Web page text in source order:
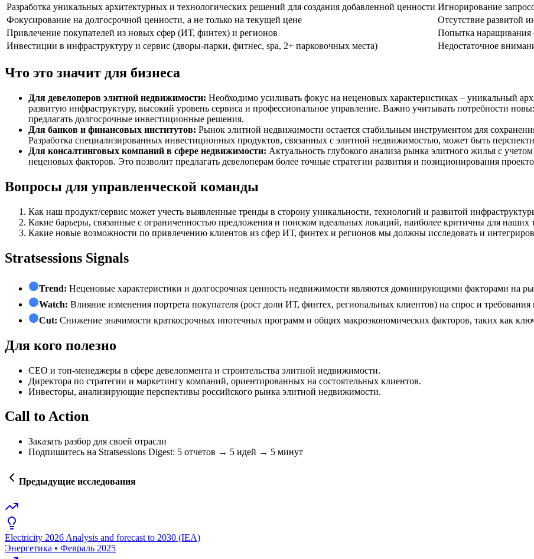
Разработка уникальных архитектурных и технологических решений для создания добавленной ценности Игнорирование
Фокусирование на долгосрочной ценности, а не только на текущей цене
Отсутствие развитой
Привлечение покупателей из новых сфер (ИТ, финтех) и регионов
Попытка наращивания
Инвестиции в инфраструктуру и сервис (дворы-парки, фитнес, spa, 2+ парковочных места)
Недостаточное
Что это значит для бизнеса
Для девелоперов элитной недвижимости: Необходимо усиливать фокус на неценовых характеристиках – уникальный
развитую инфраструктуру, высокий уровень сервиса и профессиональное управление. Важно учитывать потребности
предлагать долгосрочные инвестиционные решения.
Для банков и финансовых институтов: Рынок элитной недвижимости остается стабильным инструментом для
Разработка специализированных инвестиционных продуктов, связанных с элитной недвижимостью, может быть
Для консалтинговых компаний в сфере недвижимости: Актуальность глубокого анализа рынка элитного жилья с
неценовых факторов. Это позволит предлагать девелоперам более точные стратегии развития и позиционирования
Вопросы для управленческой команды
Как наш продукт/сервис может учесть выявленные тренды в сторону уникальности, технологий и развитой
Какие барьеры, связанные с ограниченностью предложения и поиском идеальных локаций, наиболее критичны для наших
Какие новые возможности по привлечению клиентов из сфер ИТ, финтех и регионов мы должны исследовать и
Stratsessions Signals
Trend: Неценовые характеристики и долгосрочная ценность недвижимости являются доминирующими факторами на
Watch: Влияние изменения портрета покупателя (рост доли ИТ, финтех, региональных клиентов) на спрос и
Cut: Снижение значимости краткосрочных ипотечных программ и общих макроэкономических факторов, таких как
Для кого полезно
СЕО и топ-менеджеры в сфере девелопмента и строительства элитной недвижимости.
Директора по стратегии и маркетингу компаний, ориентированных на состоятельных клиентов.
Инвесторы, анализирующие перспективы российского рынка элитной недвижимости.
Call to Action
Заказать разбор для своей отрасли
Подпишитесь на Stratsessions Digest: 5 отчетов → 5 идей → 5 минут
Предыдущие исследования
Electricity 2026 Analysis and forecast to 2030 (IEA)
Энергетика • Февраль 2025